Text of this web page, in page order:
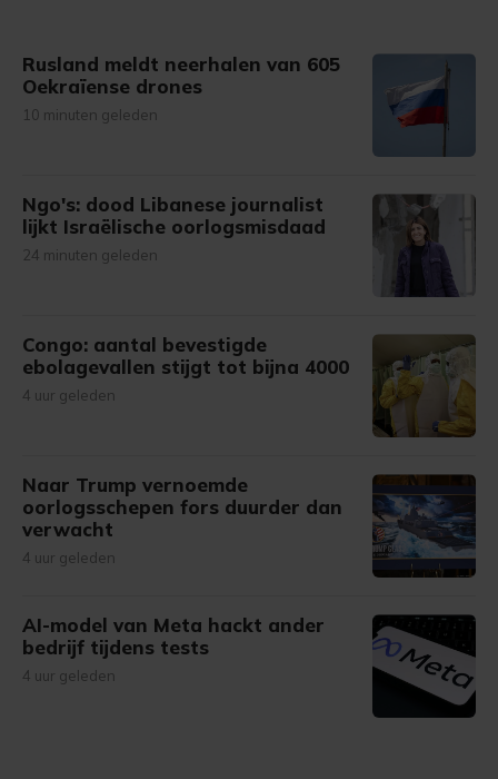
Rusland meldt neerhalen van 605
Oekraïense drones
10 minuten geleden
Ngo's: dood Libanese journalist
lijkt Israëlische oorlogsmisdaad
24 minuten geleden
Congo: aantal bevestigde
ebolagevallen stijgt tot bijna 4000
4 uur geleden
Naar Trump vernoemde
oorlogsschepen fors duurder dan
verwacht
4 uur geleden
AI-model van Meta hackt ander
bedrijf tijdens tests
4 uur geleden